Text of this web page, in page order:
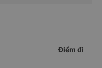
Điểm đi